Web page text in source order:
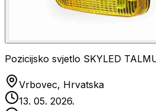
Pozicijsko svjetlo SKYLED
Vrbovec, Hrvatska
13. 05. 2026.